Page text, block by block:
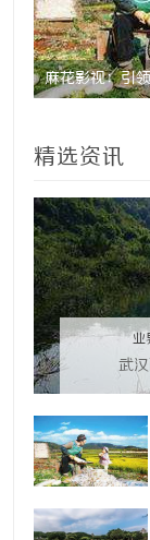
麻花影视：引
精选资讯
业
武